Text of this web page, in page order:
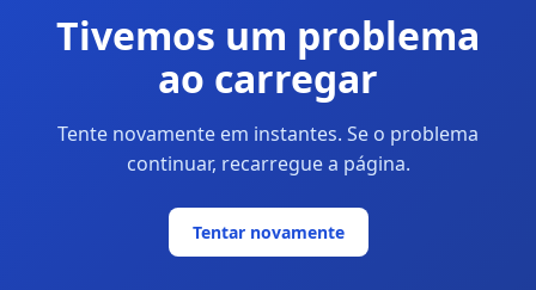
Tivemos um problema
ao carregar
Tente novamente em instantes. Se o problema
continuar, recarregue a página.
Tentar novamente